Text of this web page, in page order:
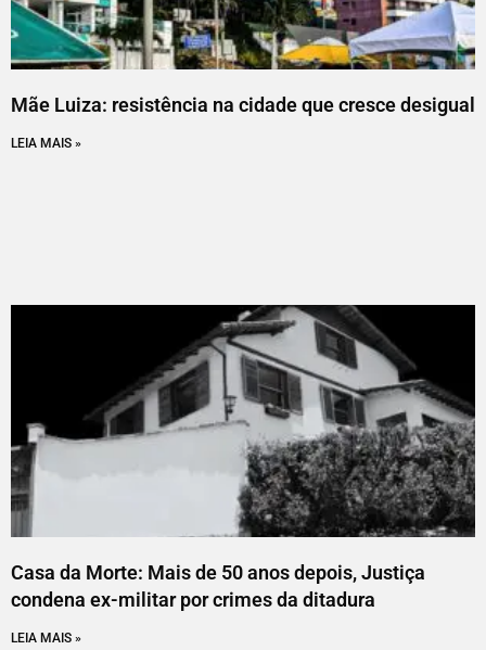
Mãe Luiza: resistência na cidade que cresce desigual
LEIA MAIS »
Casa da Morte: Mais de 50 anos depois, Justiça
condena ex-militar por crimes da ditadura
LEIA MAIS »